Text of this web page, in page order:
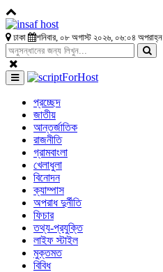
ঢাকা শনিবার, ০৮ অগাস্ট ২০২৬, ০৬:০৪ অপরাহ্ন
প্রচ্ছেদ
জাতীয়
আন্তর্জাতিক
রাজনীতি
গ্রামবাংলা
খেলাধুলা
বিনোদন
ক্যাম্পাস
অপরাধ দুর্নীতি
ফিচার
তথ্য-প্রযুক্তি
লাইফ স্টাইল
মুক্তমত
বিবিধ